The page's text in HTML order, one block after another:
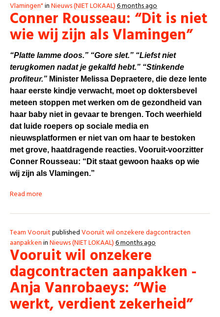
Vlamingen"inNieuws (NIET LOKAAL)6 months ago
Conner Rousseau: “Dit is niet
wie wij zijn als Vlamingen”
“Platte lamme doos.” “Gore slet.” “Liefst niet
terugkomen nadat je gekalfd hebt.” “Stinkende
profiteur.” Minister Melissa Depraetere, die deze lente
haar eerste kindje verwacht, moet op doktersbevel
meteen stoppen met werken om de gezondheid van
haar baby niet in gevaar te brengen. Toch weerhield
dat luide roepers op sociale media en
nieuwsplatformen er niet van om haar te bestoken
met grove, haatdragende reacties. Vooruit-voorzitter
Conner Rousseau: “Dit staat gewoon haaks op wie
wij zijn als Vlamingen.”
Read more
Team VooruitpublishedVooruit wil onzekere dagcontracten
aanpakkeninNieuws (NIET LOKAAL)6 months ago
Vooruit wil onzekere
dagcontracten aanpakken -
Anja Vanrobaeys: “Wie
werkt, verdient zekerheid”